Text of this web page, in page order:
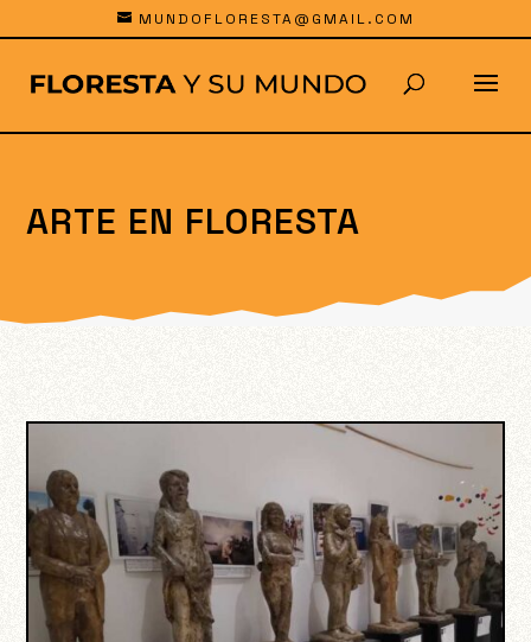
MUNDOFLORESTA@GMAIL.COM
ARTE EN FLORESTA